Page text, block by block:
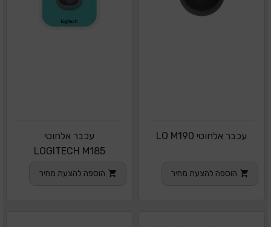
עכבר אלחוטי LO M190
הוספה להצעת מחיר
עכבר אלחוטי
LOGITECH M185
הוספה להצעת מחיר